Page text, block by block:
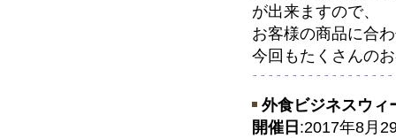
が出来ますので、
お客様の商品に合
今回もたくさんの
外食ビジネスウィ
開催日:2017年8月